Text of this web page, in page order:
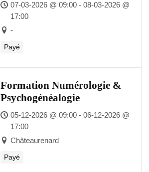
07-03-2026 @ 09:00 - 08-03-2026 @
17:00
-
Payé
Formation Numérologie &
Psychogénéalogie
05-12-2026 @ 09:00 - 06-12-2026 @
17:00
Châteaurenard
Payé